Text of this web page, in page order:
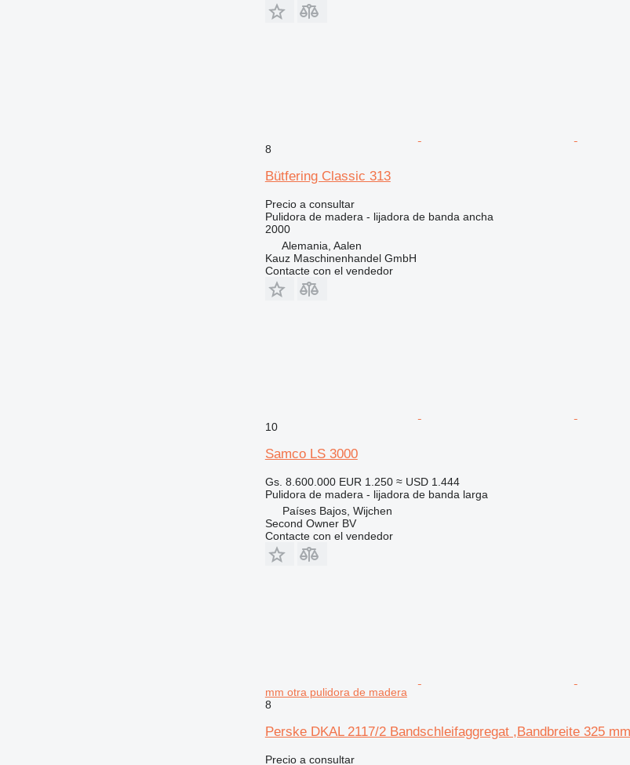
8
Bütfering Classic 313
Precio a consultar
Pulidora de madera - lijadora de banda ancha
2000
Alemania, Aalen
Kauz Maschinenhandel GmbH
Contacte con el vendedor
10
Samco LS 3000
Gs. 8.600.000 EUR 1.250 ≈ USD 1.444
Pulidora de madera - lijadora de banda larga
Países Bajos, Wijchen
Second Owner BV
Contacte con el vendedor
mm otra pulidora de madera
8
Perske DKAL 2117/2 Bandschleifaggregat ,Bandbreite 325 mm
Precio a consultar